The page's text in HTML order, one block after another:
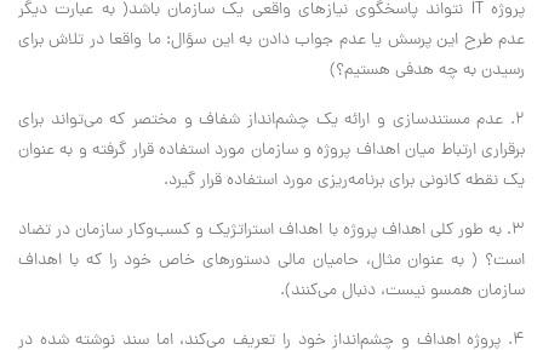
پروژه IT نتواند پاسخگوی نیازهای واقعی یک سازمان باشد( به عبارت دیگر
عدم طرح این پرسش یا عدم جواب دادن به این سؤال: ما واقعا در تلاش برای
رسیدن به چه هدفی هستیم؟)
2. عدم مستندسازی و ارائه یک چشم‌انداز شفاف و مختصر که می‌تواند برای
برقراری ارتباط میان اهداف پروژه و سازمان مورد استفاده قرار گرفته و به عنوان
یک نقطه کانونی برای برنامه‌ریزی مورد استفاده قرار گیرد.
3. به طور کلی اهداف پروژه با اهداف استراتژیک و کسب‌وکار سازمان در تضاد
است؟ ( به عنوان مثال، حامیان مالی دستورهای خاص خود را که با اهداف
سازمان همسو نیست، دنبال می‌کنند).
4. پروژه اهداف و چشم‌انداز خود را تعریف می‌کند، اما سند نوشته شده در